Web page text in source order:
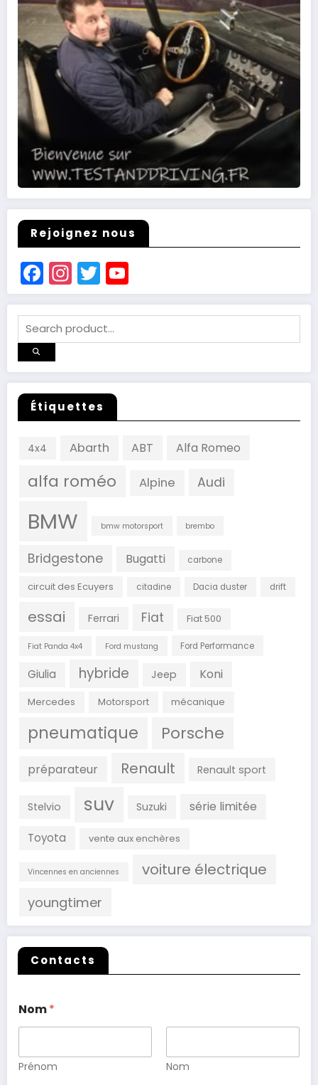
Rejoignez nous
Facebook
Instagram
Twitter
Channel
Étiquettes
4x4 Abarth ABT Alfa Romeo
alfa roméo Alpine Audi
BMW bmw motorsport brembo
Bridgestone Bugatti carbone
circuit des Ecuyers citadine Dacia duster drift
essai Ferrari Fiat Fiat 500
Fiat Panda 4x4 Ford mustang Ford Performance
Giulia hybride Jeep Koni
Mercedes Motorsport mécanique
pneumatique Porsche
préparateur Renault Renault sport
Stelvio suv Suzuki série limitée
Toyota vente aux enchères
Vincennes en anciennes voiture électrique
youngtimer
Contacts
Nom*
Prénom Nom